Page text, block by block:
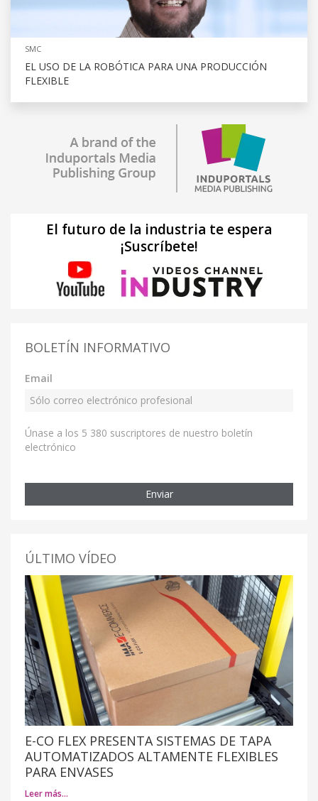
SMC
EL USO DE LA ROBÓTICA PARA UNA PRODUCCIÓN
FLEXIBLE
El futuro de la industria te espera
¡Suscríbete!
BOLETÍN INFORMATIVO
Email
Únase a los 5 380 suscriptores de nuestro boletín
electrónico
Enviar
ÚLTIMO VÍDEO
E-CO FLEX PRESENTA SISTEMAS DE TAPA
AUTOMATIZADOS ALTAMENTE FLEXIBLES
PARA ENVASES
Leer más…